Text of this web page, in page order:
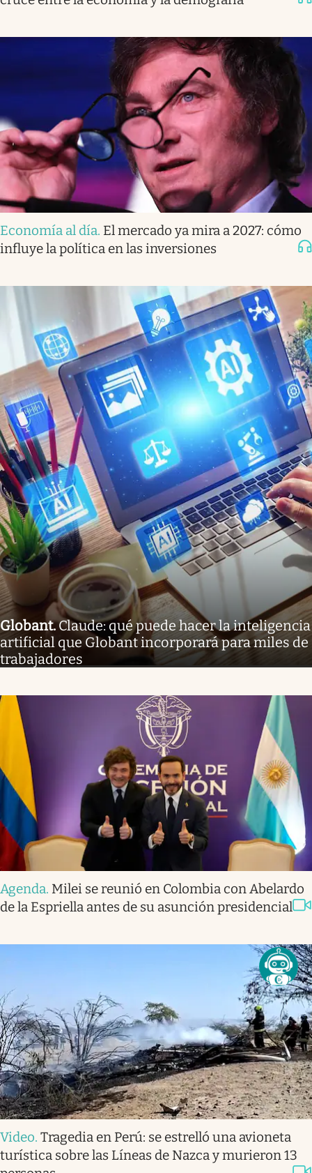
Economía al día. El mercado ya mira a 2027: cómo
influye la política en las inversiones
Globant.Claude: qué puede hacer la inteligencia
artificial que Globant incorporará para miles de
trabajadores
Agenda. Milei se reunió en Colombia con Abelardo
de la Espriella antes de su asunción presidencial
Video. Tragedia en Perú: se estrelló una avioneta
turística sobre las Líneas de Nazca y murieron 13